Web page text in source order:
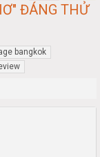
ĐÁNG THỬ
bangkok